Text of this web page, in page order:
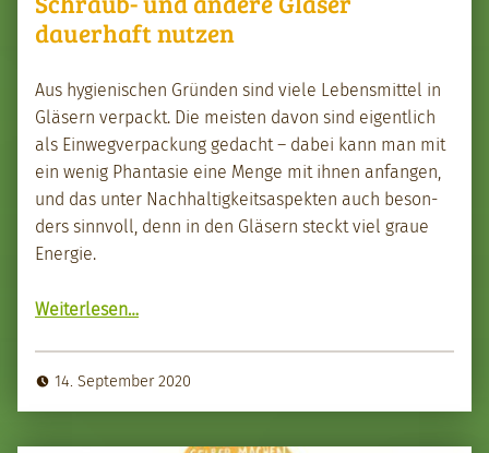
dauerhaft nutzen
Aus hygien­is­chen Grün­den sind viele Lebens­mit­tel in
Gläsern ver­packt. Die meis­ten davon sind eigentlich
als Ein­wegver­pack­ung gedacht – dabei kann man mit
ein wenig Phan­tasie eine Menge mit ihnen anfan­gen,
und das unter Nach­haltigkeit­saspek­ten auch beson­
ders sin­nvoll, denn in den Gläsern steckt viel graue
Energie.
Weit­er­lesen“Schraub- und andere Gläs­er dauer­haft nutzen”
…
14. September 2020